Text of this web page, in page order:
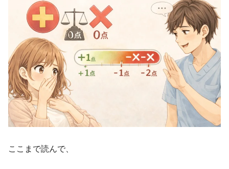
ここまで読んで、